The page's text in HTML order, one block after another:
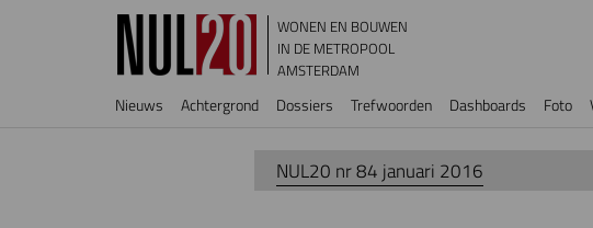
Overslaan en naar de inhoud gaan
WONEN EN BOUWEN
IN DE METROPOOL
AMSTERDAM
Hoofdnavigatie
Nieuws Achtergrond Dossiers Trefwoorden Dashboards Foto
NUL20 nr 84 januari 2016